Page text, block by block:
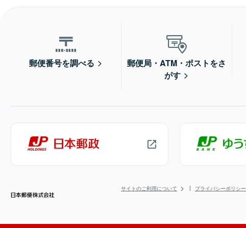
郵便番号を調べる
郵便局・ATM・ポストをさ
がす
サイトのご利用について プライバシーポリシー